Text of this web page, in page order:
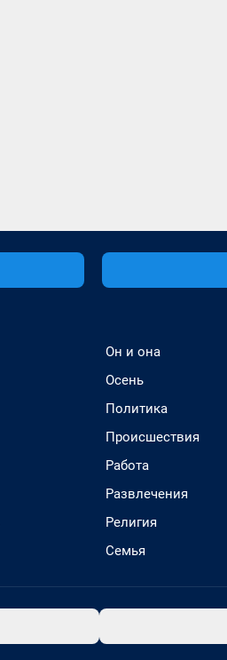
Он и она
Осень
Политика
Происшествия
Работа
Развлечения
Религия
Семья